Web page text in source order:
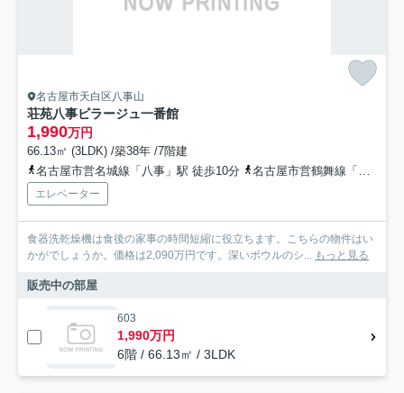
名古屋市天白区八事山
荘苑八事ビラージュ一番館
1,990万円
66.13㎡ (3LDK) /築38年 /7階建
名古屋市営名城線「八事」駅 徒歩10分
名古屋市営鶴舞線「八事」駅 徒歩10分
エレベーター
食器洗乾燥機は食後の家事の時間短縮に役立ちます。こちらの物件はい
かがでしょうか。価格は2,090万円です。深いボウルのシ... もっと見る
販売中の部屋
603
1,990万円
6階 / 66.13㎡ / 3LDK